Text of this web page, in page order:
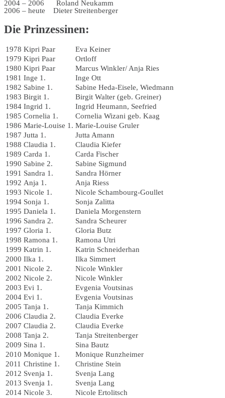
2004 – 2006 Roland Neukamm
2006 – heute Dieter Streitenberger
Die Prinzessinen:
1978 Kipri Paar
Eva Keiner
1979 Kipri Paar
Ortloff
1980 Kipri Paar
Marcus Winkler/ Anja Ries
1981 Inge 1.
Inge Ott
1982 Sabine 1.
Sabine Heda-Eisele, Wiedmann
1983 Birgit 1.
Birgit Walter (geb. Greiner)
1984 Ingrid 1.
Ingrid Heumann, Seefried
1985 Cornelia 1.
Cornelia Wizani geb. Kaag
1986 Marie-Louise 1. Marie-Louise Gruler
1987 Jutta 1.
Jutta Amann
1988 Claudia 1.
Claudia Kiefer
1989 Carda 1.
Carda Fischer
1990 Sabine 2.
Sabine Sigmund
1991 Sandra 1.
Sandra Hörner
1992 Anja 1.
Anja Riess
1993 Nicole 1.
Nicole Schambourg-Goullet
1994 Sonja 1.
Sonja Zalitta
1995 Daniela 1.
Daniela Morgenstern
1996 Sandra 2.
Sandra Scheurer
1997 Gloria 1.
Gloria Butz
1998 Ramona 1.
Ramona Utri
1999 Katrin 1.
Katrin Schneiderhan
2000 Ilka 1.
Ilka Simmert
2001 Nicole 2.
Nicole Winkler
2002 Nicole 2.
Nicole Winkler
2003 Evi 1.
Evgenia Voutsinas
2004 Evi 1.
Evgenia Voutsinas
2005 Tanja 1.
Tanja Kimmich
2006 Claudia 2.
Claudia Everke
2007 Claudia 2.
Claudia Everke
2008 Tanja 2.
Tanja Streitenberger
2009 Sina 1.
Sina Bautz
2010 Monique 1.
Monique Runzheimer
2011 Christine 1.
Christine Stein
2012 Svenja 1.
Svenja Lang
2013 Svenja 1.
Svenja Lang
2014 Nicole 3.
Nicole Ertolitsch